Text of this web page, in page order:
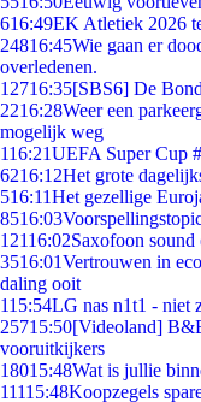
616:49EK Atletiek 2026
24816:45Wie gaan er
overledenen.
12716:35[SBS6] De
2216:28Weer een
mogelijk weg
116:21UEFA Super Cup
6216:12Het grote
516:11Het gezellige
8516:03
12116:02Saxofoon sound
3516:01Vertrouwen in
daling ooit
115:54LG nas n1t1 - niet
25715:50[Videoland]
vooruitkijkers
18015:48Wat is jullie
11115:48Koopzegels